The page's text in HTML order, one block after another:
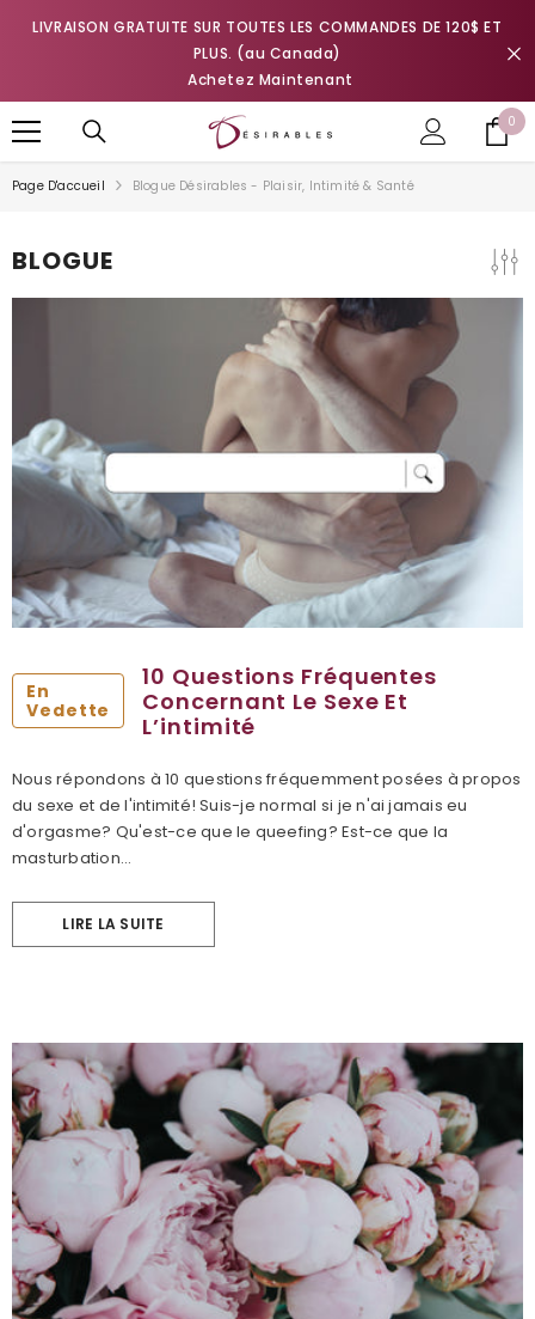
IGNORER ET PASSER AU CONTENU
LIVRAISON GRATUITE SUR TOUTES LES COMMANDES DE 120$ ET
PLUS. (au Canada)
Achetez Maintenant
0 0
Page D'accueil Blogue Désirables - Plaisir, Intimité & Santé
BLOGUE
En
Vedette
10 Questions Fréquentes
Concernant Le Sexe Et
L’intimité
Nous répondons à 10 questions fréquemment posées à propos
du sexe et de l'intimité! Suis-je normal si je n'ai jamais eu
d'orgasme? Qu'est-ce que le queefing? Est-ce que la
masturbation...
LIRE LA SUITE